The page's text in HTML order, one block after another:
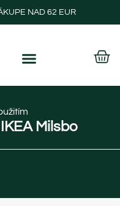
NAD 62 EUR
Milsbo